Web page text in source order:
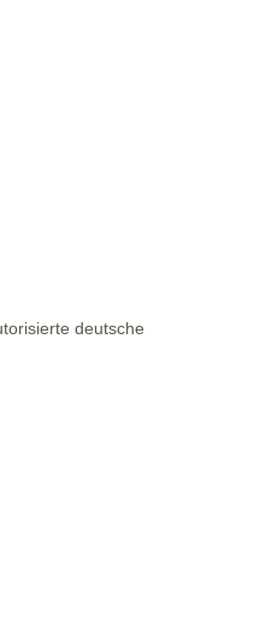
deutsche